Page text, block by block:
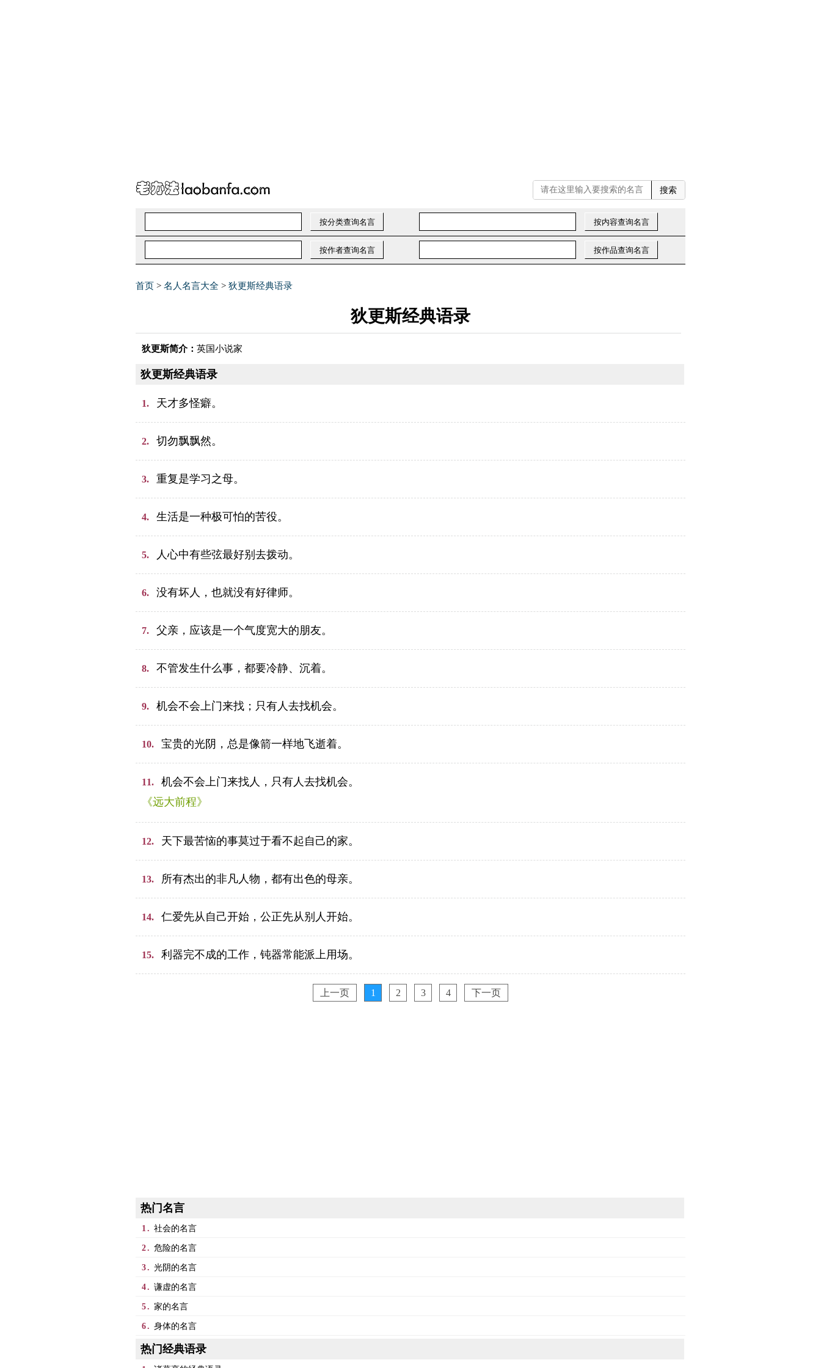
首页 > 名人名言大全 > 狄更斯经典语录
狄更斯经典语录
狄更斯简介： 英国小说家
狄更斯经典语录
1. 天才多怪癖。
2. 切勿飘飘然。
3. 重复是学习之母。
4. 生活是一种极可怕的苦役。
5. 人心中有些弦最好别去拨动。
6. 没有坏人，也就没有好律师。
7. 父亲，应该是一个气度宽大的朋友。
8. 不管发生什么事，都要冷静、沉着。
9. 机会不会上门来找；只有人去找机会。
10. 宝贵的光阴，总是像箭一样地飞逝着。
11.
机会不会上门来找人，只有人去找机会。
《远大前程》
12. 天下最苦恼的事莫过于看不起自己的家。
13. 所有杰出的非凡人物，都有出色的母亲。
14. 仁爱先从自己开始，公正先从别人开始。
15. 利器完不成的工作，钝器常能派上用场。
上一页 1 2 3 4 下一页
热门名言
1. 社会的名言
2. 危险的名言
3. 光阴的名言
4. 谦虚的名言
5. 家的名言
6. 身体的名言
热门经典语录